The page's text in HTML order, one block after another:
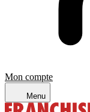
Mon compte
Menu